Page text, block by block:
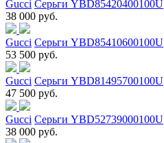
Gucci Серьги YBD85420400100U
38 000 руб.
Gucci Серьги YBD85410600100U
53 500 руб.
Gucci Серьги YBD81495700100U
47 500 руб.
Gucci Серьги YBD52739000100U
38 000 руб.